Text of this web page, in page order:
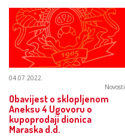
04.07.2022.
Novosti
Obavijest o sklopljenom
Aneksu 4 Ugovoru o
kupoprodaji dionica
Maraska d.d.